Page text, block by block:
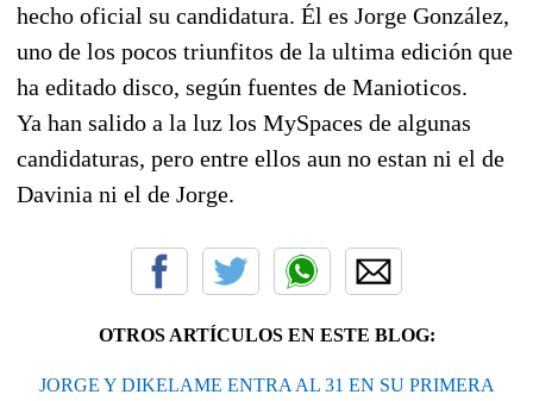
hecho oficial su candidatura. Él es Jorge González,
uno de los pocos triunfitos de la ultima edición que
ha editado disco, según fuentes de Manioticos.
Ya han salido a la luz los MySpaces de algunas
candidaturas, pero entre ellos aun no estan ni el de
Davinia ni el de Jorge.
OTROS ARTÍCULOS EN ESTE BLOG:
JORGE Y DIKELAME ENTRA AL 31 EN SU PRIMERA